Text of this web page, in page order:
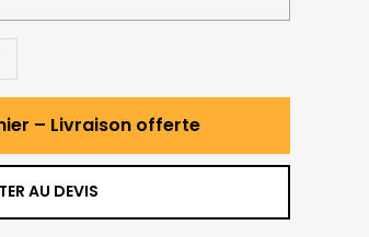
– Livraison offerte
AU DEVIS